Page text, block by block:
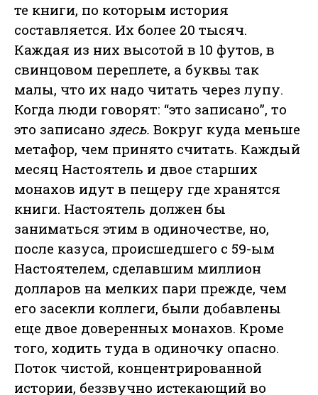
те книги, по которым история
составляется. Их более 20 тысяч.
Каждая из них высотой в 10 футов, в
свинцовом переплете, а буквы так
малы, что их надо читать через лупу.
Когда люди говорят: “это записано”, то
это записано здесь. Вокруг куда меньше
метафор, чем принято считать. Каждый
месяц Настоятель и двое старших
монахов идут в пещеру где хранятся
книги. Настоятель должен бы
заниматься этим в одиночестве, но,
после казуса, происшедшего с 59-ым
Настоятелем, сделавшим миллион
долларов на мелких пари прежде, чем
его засекли коллеги, были добавлены
еще двое доверенных монахов. Кроме
того, ходить туда в одиночку опасно.
Поток чистой, концентрированной
истории, беззвучно истекающий во